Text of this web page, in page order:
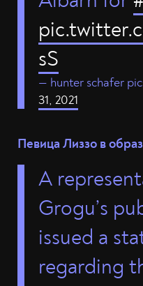
sS
— hunter schafer
31, 2021
Певица Лиззо в
A
Grogu’s
issued a
regarding